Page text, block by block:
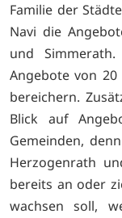
Familie der
Navi die
und
Angebote von 20
bereichern.
Blick auf
Gemeinden,
Herzogenrath
bereits an oder
wachsen soll,